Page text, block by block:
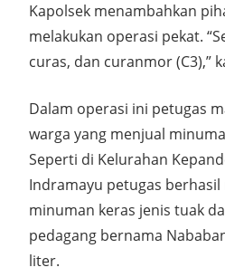
Kapolsek menambahkan
melakukan operasi pekat.
curas, dan curanmor (C3),”
Dalam operasi ini petugas
warga yang menjual
Seperti di Kelurahan
Indramayu petugas
minuman keras jenis tuak
pedagang bernama
liter.